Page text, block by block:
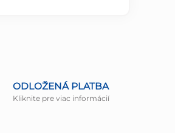
ODLOŽENÁ PLATBA
Kliknite pre viac informácií